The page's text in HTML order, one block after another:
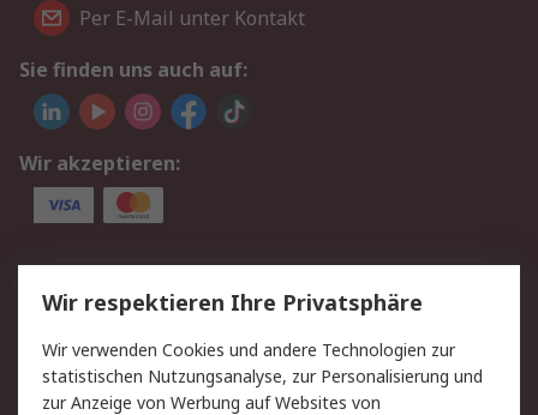
Per E-Mail unter Kontakt
Sie finden uns auch auf:
Wir akzeptieren:
Service
Value Added Services
Lieferlösungen
Rücksendungen
Kontakt
Hilfe
Privatkunden
Wir respektieren Ihre Privatsphäre
Wir verwenden Cookies und andere Technologien zur
statistischen Nutzungsanalyse, zur Personalisierung und
zur Anzeige von Werbung auf Websites von